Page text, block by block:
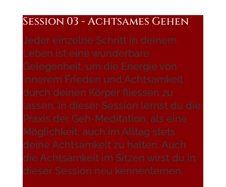
Session 03 - Achtsames Gehen
Jeder einzelne Schritt in deinem
Leben ist eine wunderbare
Gelegenheit, um die Energie von
innerem Frieden und Achtsamkeit
durch deinen Körper fliessen zu
lassen. In dieser Session lernst du die
Praxis der Geh-Meditation, als eine
Möglichkeit, auch im Alltag stets
deine Achtsamkeit zu halten. Auch
die Achtsamkeit im Sitzen wirst du in
dieser Session neu kennenlernen.